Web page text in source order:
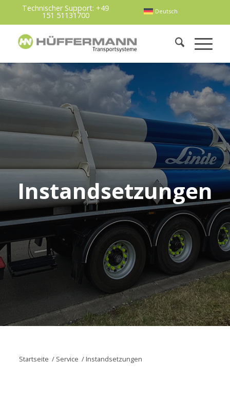
Deutsch
Technischer Support: +49
151 51131700
Instandsetzungen
Startseite / Service / Instandsetzungen